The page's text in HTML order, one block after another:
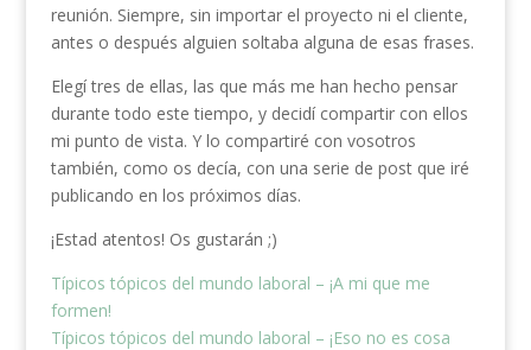
reunión. Siempre, sin importar el proyecto ni el cliente,
antes o después alguien soltaba alguna de esas frases.
Elegí tres de ellas, las que más me han hecho pensar
durante todo este tiempo, y decidí compartir con ellos
mi punto de vista. Y lo compartiré con vosotros
también, como os decía, con una serie de post que iré
publicando en los próximos días.
¡Estad atentos! Os gustarán ;)
Típicos tópicos del mundo laboral – ¡A mi que me
formen!
Típicos tópicos del mundo laboral – ¡Eso no es cosa